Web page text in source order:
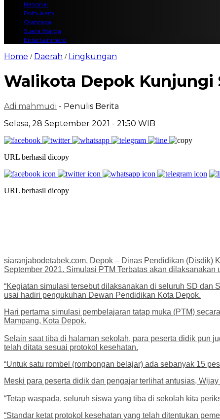
Nasional
Polhukam
Olahraga
Suara Warga
Entertainment
Home / Daerah / Lingkungan
Walikota Depok Kunjungi
Adi mahmudi - Penulis Berita
Selasa, 28 September 2021 - 21:50 WIB
URL berhasil dicopy
URL berhasil dicopy
siaranjabodetabek.com, Depok – Dinas Pendidikan (Disdik)
September 2021. Simulasi PTM Terbatas akan
“Kegiatan simulasi tersebut dilaksanakan di seluruh SD dan
usai hadiri pengukuhan Dewan Pendidikan Kota Depok.
Hari pertama simulasi pembelajaran tatap muka (PTM)
Mampang, Kota Depok.
Selain saat tiba di halaman sekolah, para peserta didik pun
telah ditata sesuai protokol kesehatan.
“Untuk satu rombel (rombongan belajar) ada sebanyak 15
Meski para peserta didik dan pengajar terlihat antusias,
“Tetap waspada, seluruh siswa yang tiba di sekolah kita
“Standar ketat protokol kesehatan yang telah ditentukan